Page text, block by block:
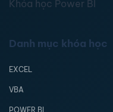
Khóa học Power BI
Danh mục khóa học
EXCEL
VBA
POWER BI